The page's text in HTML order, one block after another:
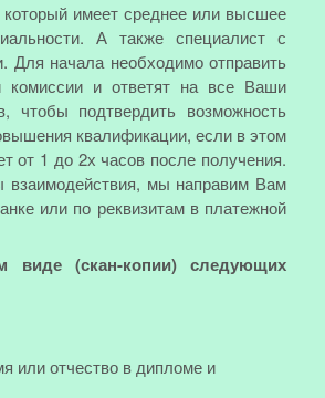
имеет среднее или высшее
А также специалист с
Для начала необходимо отправить
комиссии и ответят на все Ваши
чтобы подтвердить возможность
квалификации, если в этом
от 1 до 2х часов после получения.
взаимодействия, мы направим Вам
или по реквизитам в платежной
виде (скан-копии) следующих
или отчество в дипломе и